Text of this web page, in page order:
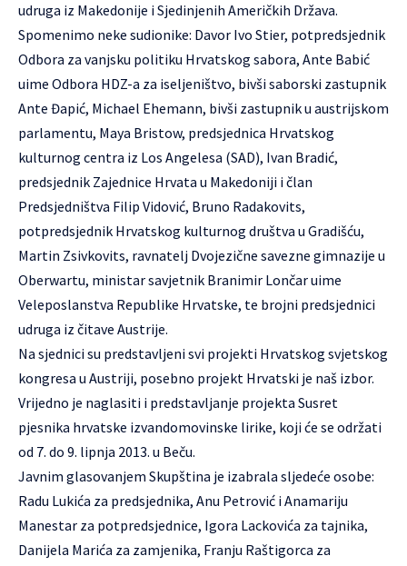
udruga iz Makedonije i Sjedinjenih Američkih Država.
Spomenimo neke sudionike: Davor Ivo Stier, potpredsjednik
Odbora za vanjsku politiku Hrvatskog sabora, Ante Babić
uime Odbora HDZ-a za iseljeništvo, bivši saborski zastupnik
Ante Đapić, Michael Ehemann, bivši zastupnik u austrijskom
parlamentu, Maya Bristow, predsjednica Hrvatskog
kulturnog centra iz Los Angelesa (SAD), Ivan Bradić,
predsjednik Zajednice Hrvata u Makedoniji i član
Predsjedništva Filip Vidović, Bruno Radakovits,
potpredsjednik Hrvatskog kulturnog društva u Gradišću,
Martin Zsivkovits, ravnatelj Dvojezične savezne gimnazije u
Oberwartu, ministar savjetnik Branimir Lončar uime
Veleposlanstva Republike Hrvatske, te brojni predsjednici
udruga iz čitave Austrije.
Na sjednici su predstavljeni svi projekti Hrvatskog svjetskog
kongresa u Austriji, posebno projekt Hrvatski je naš izbor.
Vrijedno je naglasiti i predstavljanje projekta Susret
pjesnika hrvatske izvandomovinske lirike, koji će se održati
od 7. do 9. lipnja 2013. u Beču.
Javnim glasovanjem Skupština je izabrala sljedeće osobe:
Radu Lukića za predsjednika, Anu Petrović i Anamariju
Manestar za potpredsjednice, Igora Lackovića za tajnika,
Danijela Marića za zamjenika, Franju Raštigorca za